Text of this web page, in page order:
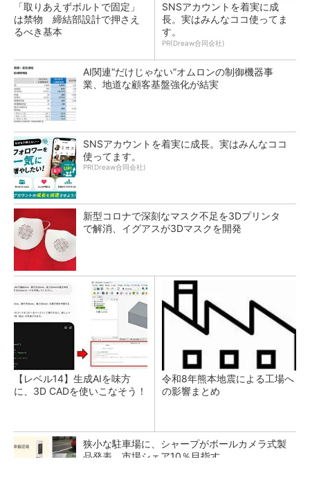
「取りあえずボルトで固定」
は禁物 締結部設計で押さえ
るべき基本
SNSアカウントを着実に成
長。実はみんなココ使ってま
す。
PR(Dreaw合同会社)
AI関連“だけじゃない”オムロンの制御機器事
業、地道な顧客基盤強化が結実
SNSアカウントを着実に成長。実はみんなココ
使ってます。
PR(Dreaw合同会社)
新型コロナで深刻なマスク不足を3Dプリンタ
で解消、イグアスが3Dマスクを開発
【レベル14】生成AIを味方
に、3D CADを使いこなそう！
令和8年熊本地震による工場へ
の影響まとめ
狭小な駐車場に、シャープがポールカメラ式製
品発表 市場シェア10％目指す